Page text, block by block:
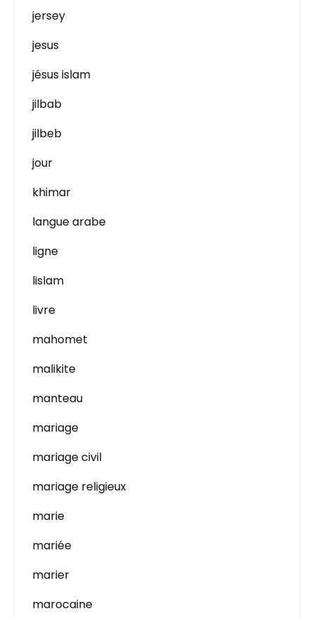
jersey
jesus
jésus islam
jilbab
jilbeb
jour
khimar
langue arabe
ligne
lislam
livre
mahomet
malikite
manteau
mariage
mariage civil
mariage religieux
marie
mariée
marier
marocaine